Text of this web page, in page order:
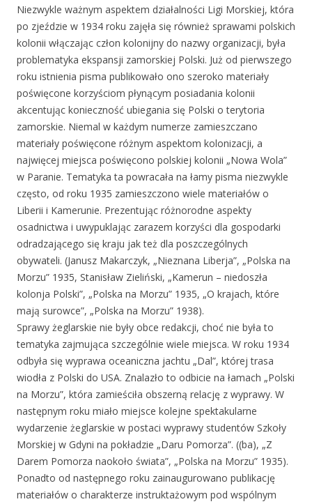
Niezwykle ważnym aspektem działalności Ligi Morskiej, która
po zjeździe w 1934 roku zajęła się również sprawami polskich
kolonii włączając człon kolonijny do nazwy organizacji, była
problematyka ekspansji zamorskiej Polski. Już od pierwszego
roku istnienia pisma publikowało ono szeroko materiały
poświęcone korzyściom płynącym posiadania kolonii
akcentując konieczność ubiegania się Polski o terytoria
zamorskie. Niemal w każdym numerze zamieszczano
materiały poświęcone różnym aspektom kolonizacji, a
najwięcej miejsca poświęcono polskiej kolonii „Nowa Wola”
w Paranie. Tematyka ta powracała na łamy pisma niezwykle
często, od roku 1935 zamieszczono wiele materiałów o
Liberii i Kamerunie. Prezentując różnorodne aspekty
osadnictwa i uwypuklając zarazem korzyści dla gospodarki
odradzającego się kraju jak też dla poszczególnych
obywateli. (Janusz Makarczyk, „Nieznana Liberja”, „Polska na
Morzu” 1935, Stanisław Zieliński, „Kamerun – niedoszła
kolonja Polski”, „Polska na Morzu” 1935, „O krajach, które
mają surowce”, „Polska na Morzu” 1938).
Sprawy żeglarskie nie były obce redakcji, choć nie była to
tematyka zajmująca szczególnie wiele miejsca. W roku 1934
odbyła się wyprawa oceaniczna jachtu „Dal”, której trasa
wiodła z Polski do USA. Znalazło to odbicie na łamach „Polski
na Morzu”, która zamieściła obszerną relację z wyprawy. W
następnym roku miało miejsce kolejne spektakularne
wydarzenie żeglarskie w postaci wyprawy studentów Szkoły
Morskiej w Gdyni na pokładzie „Daru Pomorza”. ((ba), „Z
Darem Pomorza naokoło świata”, „Polska na Morzu” 1935).
Ponadto od następnego roku zainaugurowano publikację
materiałów o charakterze instruktażowym pod wspólnym